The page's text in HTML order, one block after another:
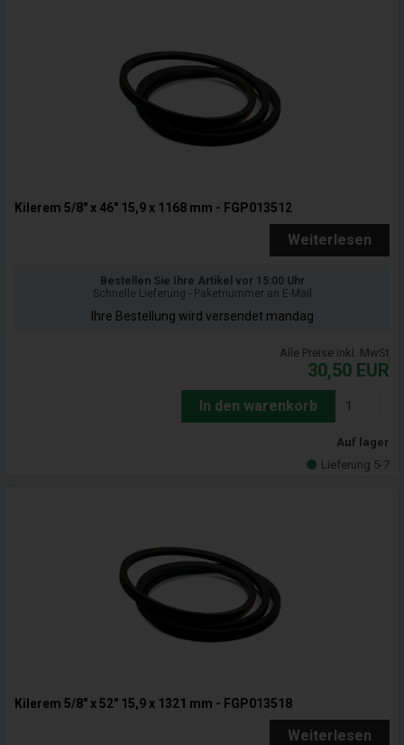
Kilerem 5/8" x 46" 15,9 x 1168 mm - FGP013512
Weiterlesen
Bestellen Sie Ihre Artikel vor 15:00 Uhr
Schnelle Lieferung - Paketnummer an E-Mail
Ihre Bestellung wird versendet mandag
Alle Preise inkl. MwSt
30,50 EUR
In den warenkorb
Auf lager
Lieferung 5-7
Kilerem 5/8" x 52" 15,9 x 1321 mm - FGP013518
Weiterlesen